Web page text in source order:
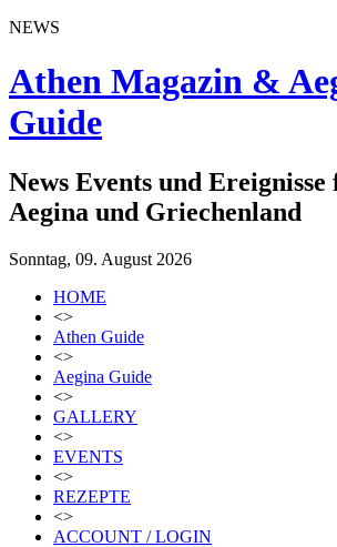
NEWS
Athen Magazin &
Guide
News Events und
Aegina und Griechenland
Sonntag, 09. August 2026
HOME
<>
Athen Guide
<>
Aegina Guide
<>
GALLERY
<>
EVENTS
<>
REZEPTE
<>
ACCOUNT / LOGIN